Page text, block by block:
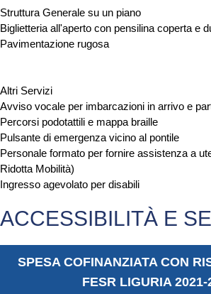
Struttura Generale su un piano
Biglietteria all'aperto con pensilina coperta e
Pavimentazione rugosa
Altri Servizi
Avviso vocale per imbarcazioni in arrivo e
Percorsi podotattili e mappa braille
Pulsante di emergenza vicino al pontile
Personale formato per fornire assistenza a
Ridotta Mobilità)
Ingresso agevolato per disabili
ACCESSIBILITÀ E
SPESA COFINANZIATA CON
FESR LIGURIA 2021-